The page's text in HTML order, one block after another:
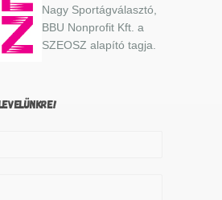
Nagy Sportágválasztó,
BBU Nonprofit Kft. a
SZEOSZ alapító tagja.